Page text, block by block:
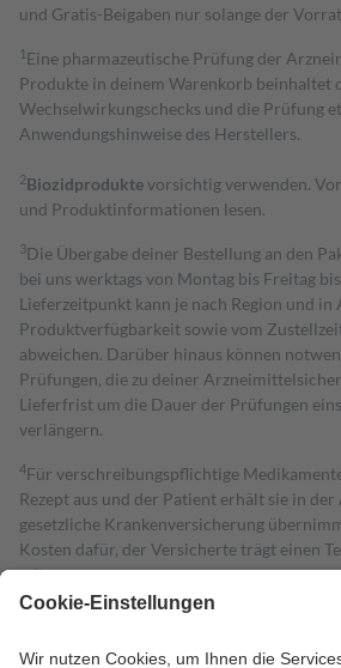
und Gratis-Beigaben nur solange der
1 Eine pharmazeutische Prüfung der
Produkte in deinem Warenkorb beinhaltet
Wechselwirkungschecks und die Prüfung
Anwendungshinweise des Herstellers.
2Biozidproduktevorsichtig verwenden.
und Produktinformationen lesen.
3Die Übergabe deiner Bestellung an den
bei uns werktags von Montag bis Freitag
Lieferzeitpunkt kann je nach Region und in
Produktverfügbarkeit sowie vom
abweichen. Darüber hinaus können
Prüfungen, die zu deiner
Lieferfrist um die Dauer der Prüfungen
verlängern.
4Für verschreibungspflichtige
Rezept aus und der Patient erhält sie in
gesetzliche Krankenversicherung
Kosten dafür, der Versicherte trägt einen
mit.
Grundsätzlich leisten Mitglieder
höchstens zehn Euro.
Es sind jedoch nie